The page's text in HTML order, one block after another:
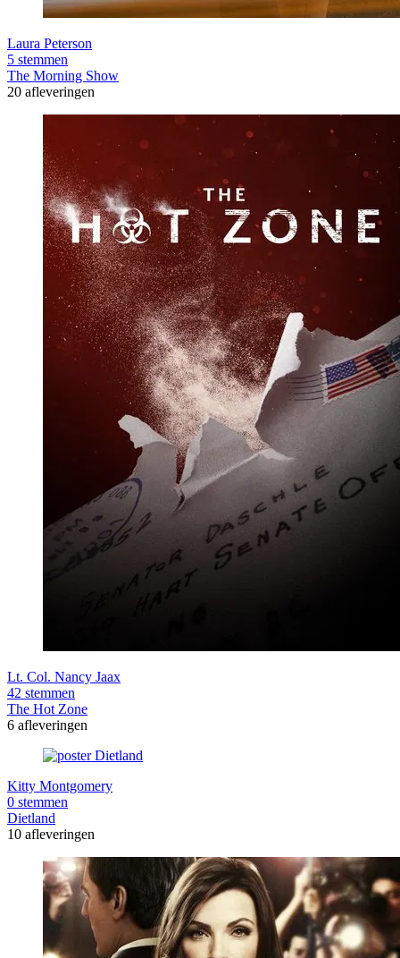
Laura Peterson
5 stemmen
The Morning Show
20 afleveringen
Lt. Col. Nancy Jaax
42 stemmen
The Hot Zone
6 afleveringen
Kitty Montgomery
0 stemmen
Dietland
10 afleveringen